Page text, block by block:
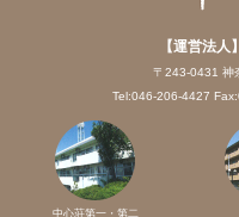
【運営法
〒243-0431 神
Tel:046-206-4427
中心荘第一・第二